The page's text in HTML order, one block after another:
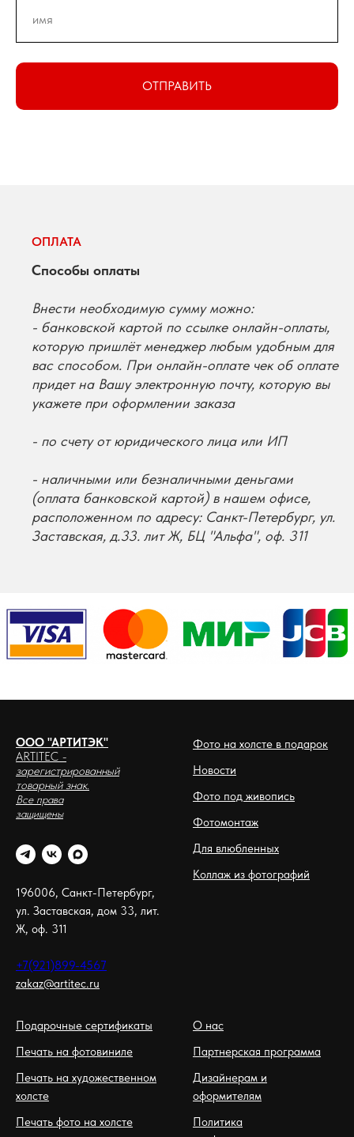
ОТПРАВИТЬ
ОПЛАТА
Способы оплаты
Внести необходимую сумму можно:
- банковской картой по ссылке онлайн-оплаты,
которую пришлёт менеджер любым удобным для
вас способом. При онлайн-оплате чек об оплате
придет на Вашу электронную почту, которую вы
укажете при оформлении заказа
- по счету от юридического лица или ИП
- наличными или безналичными деньгами
(оплата банковской картой) в нашем офисе,
расположенном по адресу: Санкт-Петербург, ул.
Заставская, д.33. лит Ж, БЦ "Альфа", оф. 311
ООО "АРТИТЭК"
ARTITEC -
зарегистрированный
товарный знак.
Все права
защищены
196006, Санкт-Петербург,
ул. Заставская, дом 33, лит.
Ж, оф. 311
+7(921)899-4567
zakaz@artitec.ru
Фото на холсте в подарок
Новости
Фото под живопись
Фотомонтаж
Для влюбленных
Коллаж из фотографий
Подарочные сертификаты
Печать на фотовиниле
Печать на художественном
холсте
Печать фото на холсте
О нас
Партнерская программа
Дизайнерам и
оформителям
Политика